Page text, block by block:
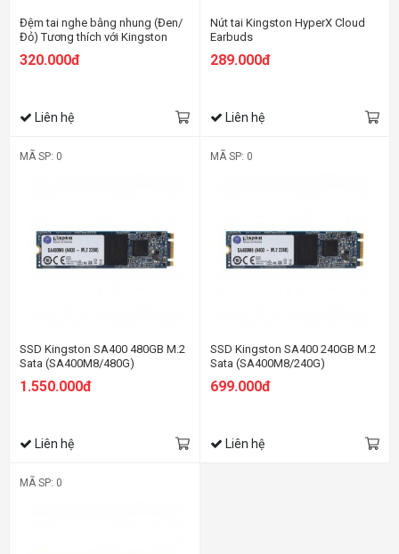
Đệm tai nghe bằng nhung (Đen/
Đỏ) Tương thích với Kingston
320.000đ
Liên hệ
Nút tai Kingston HyperX Cloud
Earbuds
289.000đ
Liên hệ
MÃ SP: 0
SSD Kingston SA400 480GB M.2
Sata (SA400M8/480G)
1.550.000đ
Liên hệ
MÃ SP: 0
SSD Kingston SA400 240GB M.2
Sata (SA400M8/240G)
699.000đ
Liên hệ
MÃ SP: 0